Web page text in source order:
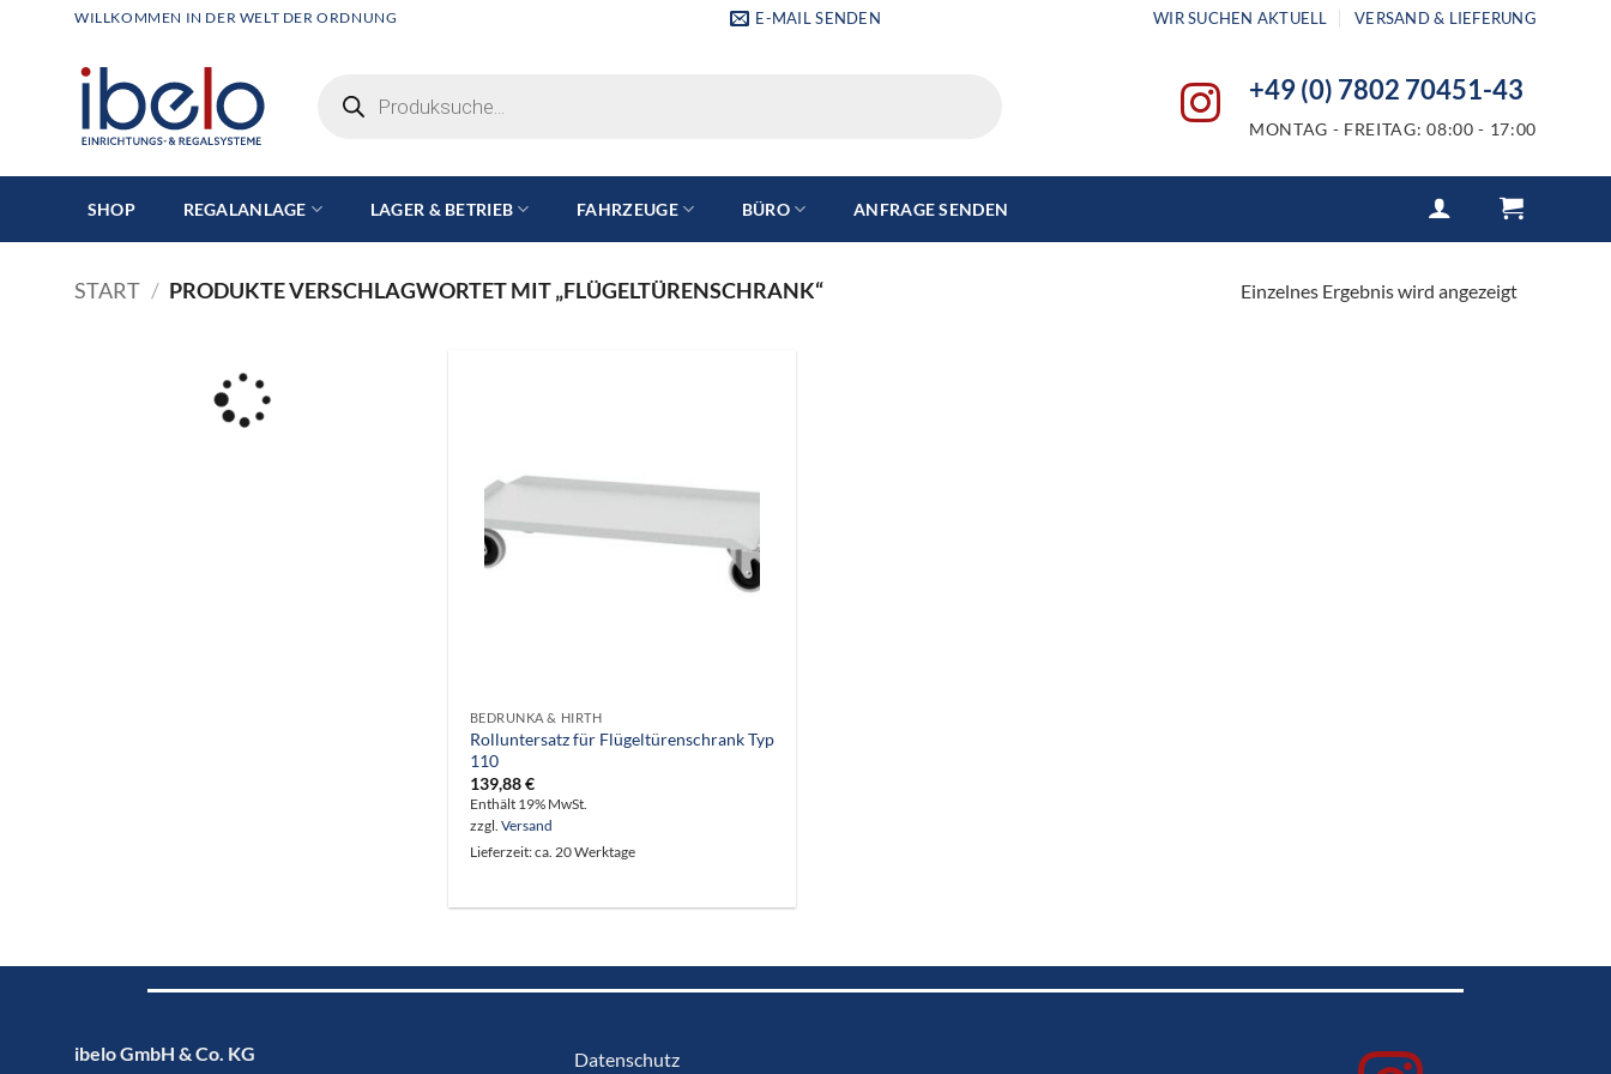
WILLKOMMEN IN DER WELT DER ORDNUNG E-MAIL SENDEN WIR SUCHEN AKTUELL VERSAND & LIEFERUNG
search
+49 (0) 7802 70451-43
MONTAG - FREITAG: 08:00 - 17:00
SHOP REGALANLAGE LAGER & BETRIEB FAHRZEUGE BÜRO ANFRAGE SENDEN
START / PRODUKTE VERSCHLAGWORTET MIT „FLÜGELTÜRENSCHRANK“ Einzelnes Ergebnis wird angezeigt
BEDRUNKA & HIRTH
Rolluntersatz für Flügeltürenschrank Typ
110
139,88€
Enthält 19% MwSt.
zzgl. Versand
Lieferzeit: ca. 20 Werktage
ibelo GmbH & Co. KG
Datenschutz